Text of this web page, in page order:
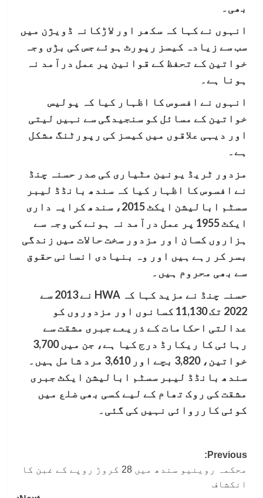
بھی۔
انہوں نے کہا کہ سکھر اور لاڑکانہ ڈویژن میں
سب سے زیادہ کیسز رپورٹ ہوئے جس کی بڑی وجہ
خواتین کے تحفظ کے قوانین پر عمل درآمد نہ
ہونا ہے۔
انہوں نے افسوس کا اظہار کیا کہ پولیس
خواتین کے مسائل کو سنجیدگی سے نہیں لیتی
اور دیہی علاقوں میں کیسز کی رپورٹنگ مشکل
ہے۔
مزدور ٹریڈ یونین مٹیاری کی صدر حسنہ چنڈ
نے افسوس کا اظہار کیا کہ سندھ بانڈڈ لیبر
سسٹم ابالیشن ایکٹ 2015، سندھ کرایہ داری
ایکٹ 1955 پر عمل درآمد نہ ہونے کی وجہ سے
ہزاروں کسان اور مزدور سخت حالات میں زندگی
بسر کر رہے ہیں اور وہ بنیادی انسانی حقوق
سے بھی محروم ہیں۔
حسنہ چنڈ نے مزید کہا کہ HWA نے 2013 سے
2022 تک 11,130 کسانوں اور مزدوروں کو
عدالتی احکامات کے ذریعے جبری مشقت سے
رہائی کا ریکارڈ درج کیا ہے، جن میں 3,700
خواتین، 3,820 بچے اور 3,610 مرد شامل ہیں۔
سندھ بانڈڈ لیبر سسٹم ابالیشن ایکٹ جبری
مشقت کی روک تھام کے لیے کسی بھی ضلع میں
کوئی کارروائی نہیں کی گئی۔
Post
navigation
Previous:
محکمہ روینیو سندھ میں 28 کروڑ روپے کے غبن کا
انکشاف